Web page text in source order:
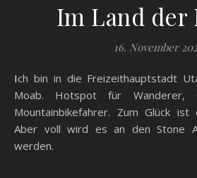
Im Land der
16. November
Ich bin in die Freizeithauptstadt Utahs gekommen, nach
Moab. Hotspot für Wanderer,
Mountainbikefahrer. Zum Glück ist
Aber voll wird es an den Stone
werden.